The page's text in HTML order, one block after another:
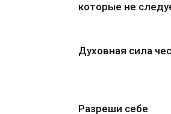
которые не
Духовная сила
Разреши себе